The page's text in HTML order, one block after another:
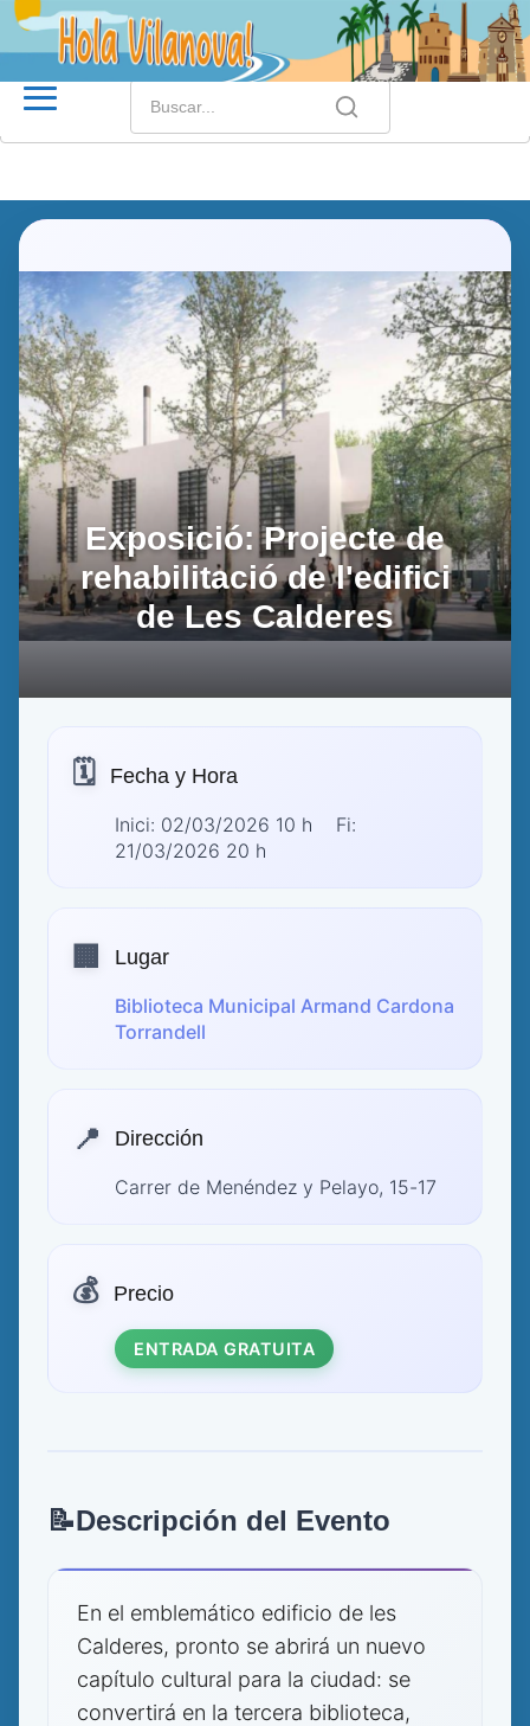
Exposició: Projecte de
rehabilitació de l'edifici
de Les Calderes
🗓️ Fecha y Hora
Inici: 02/03/2026 10 h Fi:
21/03/2026 20 h
🏢 Lugar
Biblioteca Municipal Armand Cardona
Torrandell
📍 Dirección
Carrer de Menéndez y Pelayo, 15-17
💰 Precio
ENTRADA GRATUITA
📝Descripción del Evento
En el emblemático edificio de les
Calderes, pronto se abrirá un nuevo
capítulo cultural para la ciudad: se
convertirá en la tercera biblioteca,